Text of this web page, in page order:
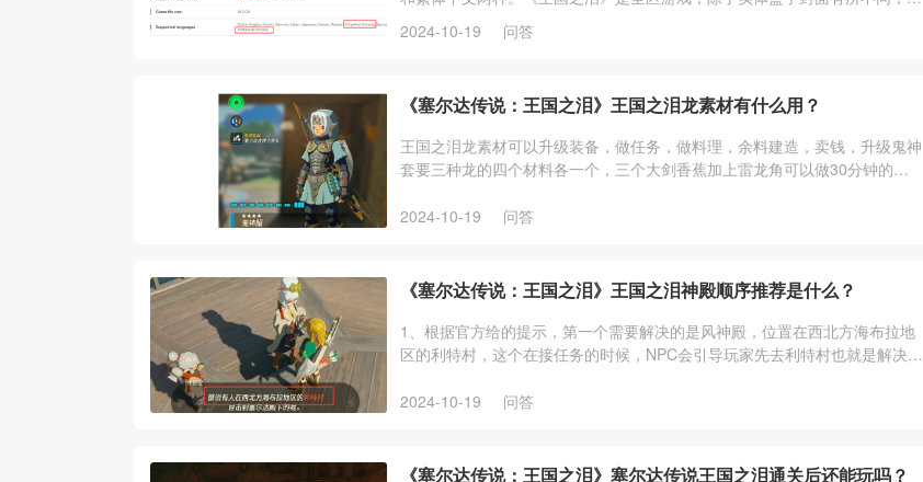
戏内容都是一样的，任意版本都支持中文。
2024-10-19 问答
《塞尔达传说：王国之泪》王国之泪龙素材有什么用？
王国之泪龙素材可以升级装备，做任务，做料理，余料建造，卖钱，升级鬼神
套要三种龙的四个材料各一个，三个大剑香蕉加上雷龙角可以做30分钟的三
2024-10-19
问答
《塞尔达传说：王国之泪》王国之泪神殿顺序推荐是什么？
1、根据官方给的提示，第一个需要解决的是风神殿，位置在西北方海布拉地
区的利特村，这个在接任务的时候，NPC会引导玩家先去利特村也就是解决风
2024-10-19
问答
《塞尔达传说：王国之泪》塞尔达传说王国之泪通关后还能玩吗？